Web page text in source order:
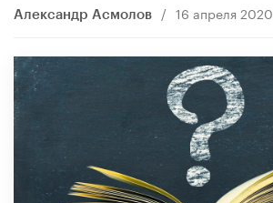
Александр Асмолов / 16 апреля 2020